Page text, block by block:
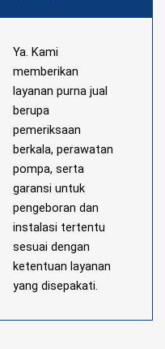
Ya. Kami
memberikan
layanan purna jual
berupa
pemeriksaan
berkala, perawatan
pompa, serta
garansi untuk
pengeboran dan
instalasi tertentu
sesuai dengan
ketentuan layanan
yang disepakati.